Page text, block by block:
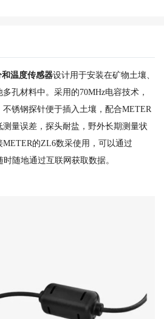
和温度传感器设计用于安装在矿物土壤、
孔材料中。采用的70MHz电容技术，
锈钢探针便于插入土壤，配合METER
量误差，探头耐盐，野外长期测量状
的ZL6数采使用，可以通过
随地通过互联网获取数据。